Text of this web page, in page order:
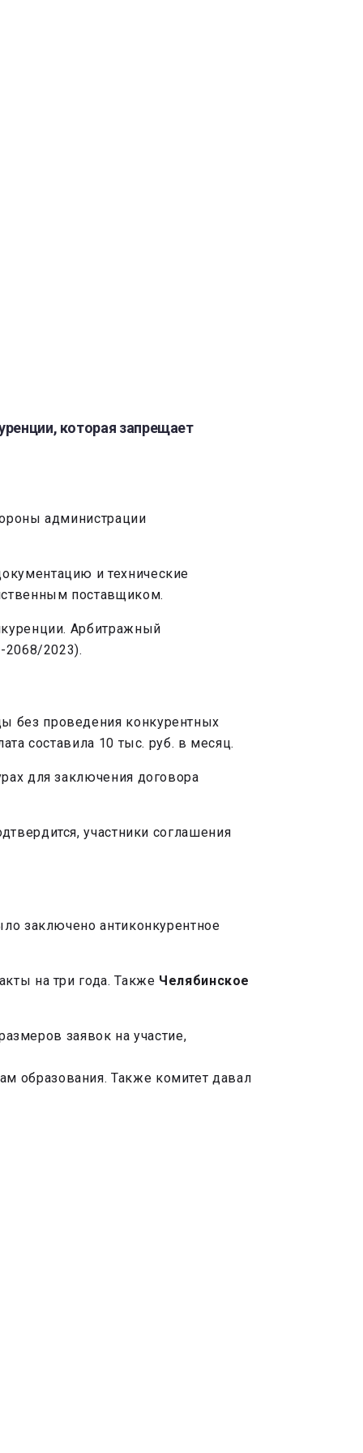
которая запрещает
администрации
и технические
поставщиком.
Арбитражный
2068/2023).
без проведения конкурентных
составила 10 тыс. руб. в месяц.
для заключения договора
участники соглашения
заключено антиконкурентное
на три года. Также Челябинское
заявок на участие,
образования. Также комитет давал